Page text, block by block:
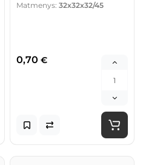
Matmenys: 32x32x32/45
0,70 €